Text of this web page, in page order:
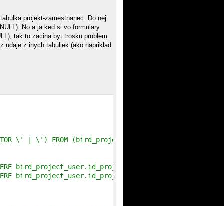
projekt-zamestnanec. Do nej
No a ja ked si vo formulary
tak to zacina byt trosku problem.
udaje z inych tabuliek (ako napriklad
\' | \') FROM (bird_project_user LEFT
bird_project_user.id_project = bird_project.id
bird_project_user.id_project = bird_project.id